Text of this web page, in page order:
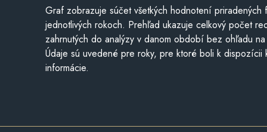
Graf zobrazuje súčet všetkých hodnotení priradených
jednotlivých rokoch. Prehľad ukazuje celkový počet
zahrnutých do analýzy v danom období bez ohľadu
Údaje sú uvedené pre roky, pre ktoré boli k dispozícii
informácie.